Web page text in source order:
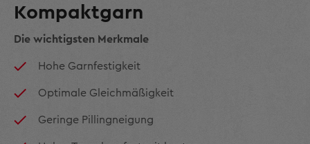
Kompaktgarn
Die wichtigsten Merkmale
Hohe Garnfestigkeit
Optimale Gleichmäßigkeit
Geringe Pillingneigung